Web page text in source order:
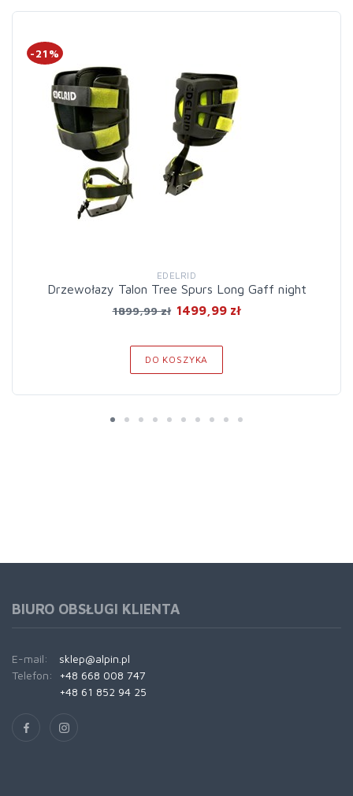
-21%
EDELRID
Drzewołazy Talon Tree Spurs Long Gaff night
1899,99 zł 1499,99 zł
DO KOSZYKA
BIURO OBSŁUGI KLIENTA
E-mail:
sklep@alpin.pl
Telefon:
+48 668 008 747
+48 61 852 94 25